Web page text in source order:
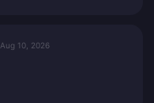
Aug 10, 2026